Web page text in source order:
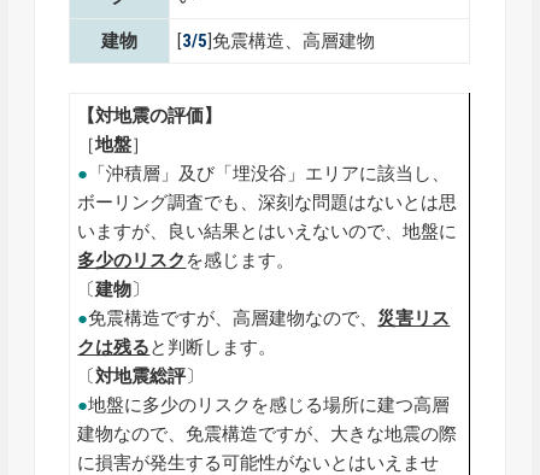
建物 [3/5]免震構造、高層建物
【対地震の評価】
［地盤］
● 「沖積層」及び「埋没谷」エリアに該当し、
ボーリング調査でも、深刻な問題はないとは思
いますが、良い結果とはいえないので、地盤に
多少のリスク を感じます。
〔建物〕
●免震構造ですが、高層建物なので、 災害リス
クは残ると判断します。
〔対地震総評〕
●地盤に多少のリスクを感じる場所に建つ高層
建物なので、免震構造ですが、大きな地震の際
に損害が発生する可能性がないとはいえませ